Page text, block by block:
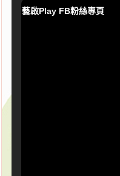
藝啟Play FB粉絲專頁